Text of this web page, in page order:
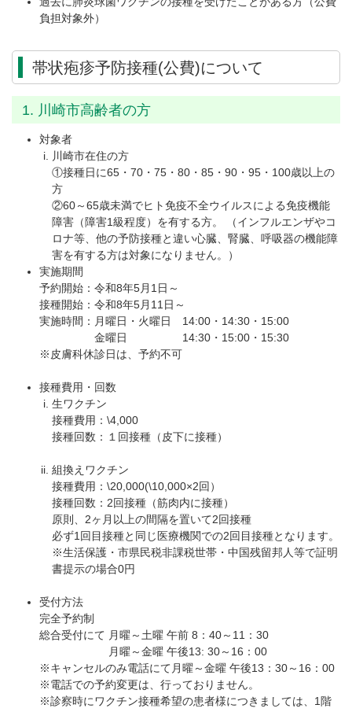
負担対象外）
帯状疱疹予防接種(公費)について
1. 川崎市高齢者の方
対象者
川崎市在住の方
①接種日に65・70・75・80・85・90・95・100歳以上の
方
②60～65歳未満でヒト免疫不全ウイルスによる免疫機能
障害（障害1級程度）を有する方。 （インフルエンザやコ
ロナ等、他の予防接種と違い心臓、腎臓、呼吸器の機能障
害を有する方は対象になりません。）
実施期間
予約開始：令和8年5月1日～
接種開始：令和8年5月11日～
実施時間：月曜日・火曜日 14:00・14:30・15:00
金曜日 14:30・15:00・15:30
※皮膚科休診日は、予約不可
接種費用・回数
生ワクチン
接種費用：\4,000
接種回数：１回接種（皮下に接種）
組換えワクチン
接種費用：\20,000(\10,000×2回）
接種回数：2回接種（筋肉内に接種）
原則、2ヶ月以上の間隔を置いて2回接種
必ず1回目接種と同じ医療機関での2回目接種となります。
※生活保護・市県民税非課税世帯・中国残留邦人等で証明
書提示の場合0円
受付方法
完全予約制
総合受付にて 月曜～土曜 午前 8：40～11：30
月曜～金曜 午後13: 30～16：00
※キャンセルのみ電話にて月曜～金曜 午後13：30～16：00
※電話での予約変更は、行っておりません。
※診察時にワクチン接種希望の患者様につきましては、1階